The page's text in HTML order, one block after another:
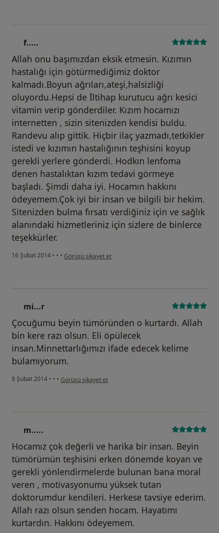
f.....
Allah onu başımızdan eksik etmesin. Kızımın
hastalığı için götürmediğimiz doktor
kalmadı.Boyun ağrıları,ateşi,halsizliği
oluyordu.Hepsi de İltihap kurutucu ağrı kesici
vitamin verip gönderdiler. Kızım hocamızı
internetten , sizin sitenizden kendisi buldu.
Randevu alıp gittik. Hiçbir ilaç yazmadı,tetkikler
istedi ve kızımın hastalığının teşhisini koyup
gerekli yerlere gönderdi. Hodkın lenfoma
denen hastalıktan kızım tedavi görmeye
başladı. Şimdi daha iyi. Hocamın hakkını
ödeyemem.Çok iyi bir insan ve bilgili bir hekim.
Sitenizden bulma fırsatı verdiğiniz için ve sağlık
alanındaki hizmetleriniz için sizlere de binlerce
teşekkürler.
16 Şubat 2014 • • • kullanıcının görüşüne göre f.....
Görüşü şikayet et
mi...r
Çocuğumu beyin tümöründen o kurtardı. Allah
bin kere razı olsun. Eli öpülecek
insan.Minnettarlığımızı ifade edecek kelime
bulamıyorum.
8 Şubat 2014 • • • kullanıcının görüşüne göre mi...r
Görüşü şikayet et
m.....
Hocamız çok değerli ve harika bir insan. Beyin
tümörümün teşhisini erken dönemde koyan ve
gerekli yönlendirmelerde bulunan bana moral
veren , motivasyonumu yüksek tutan
doktorumdur kendileri. Herkese tavsiye ederim.
Allah razı olsun senden hocam. Hayatımı
kurtardın. Hakkını ödeyemem.